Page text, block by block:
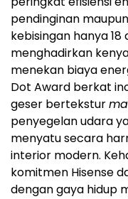
pendinginan
kebisingan hanya
menghadirkan
menekan biaya
Dot Award berkat
geser bertekstur
penyegelan udara
menyatu secara
interior modern.
komitmen Hisense
dengan gaya hidup